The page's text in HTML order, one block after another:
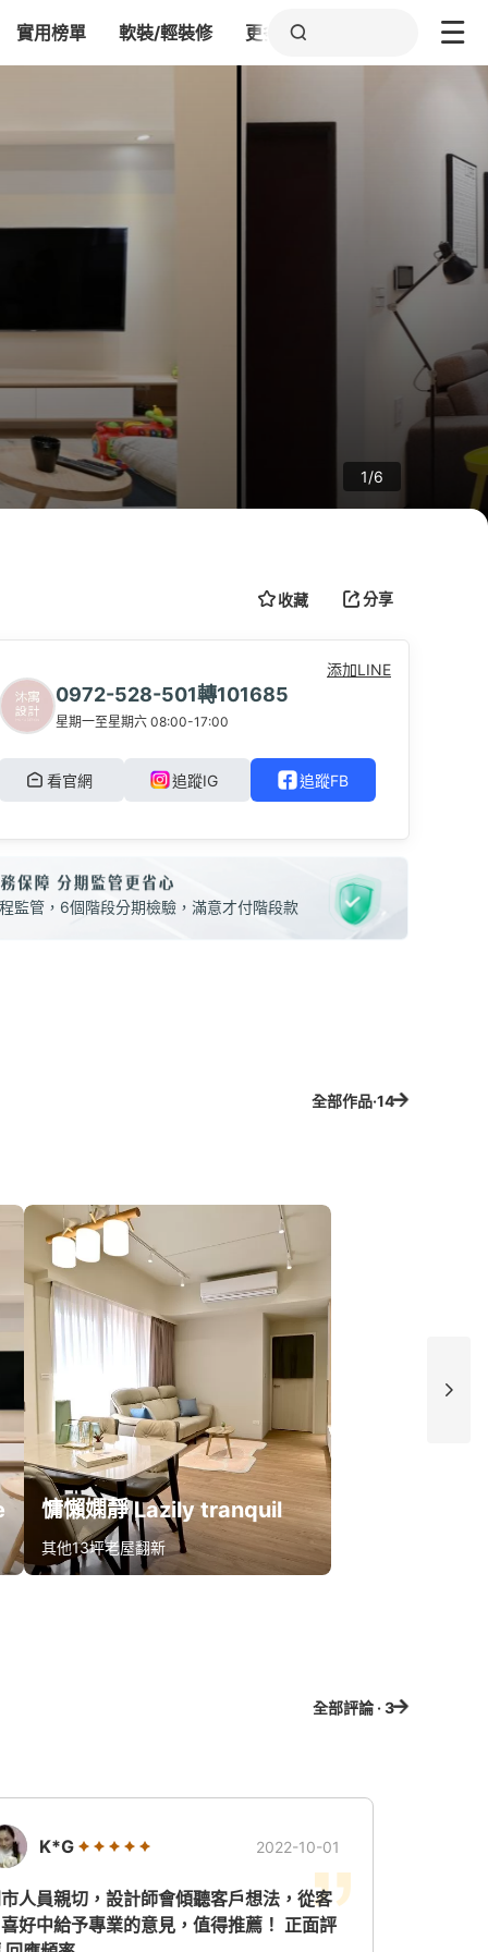
實用榜單 軟裝/輕裝修 更多
1/6
收藏 分享
保固 3D透視圖
0972-528-501轉101685
添加LINE
星期一至星期六 08:00-17:00
看官網 追蹤IG 追蹤FB
監管，6個階段分期檢驗，滿意才付階段款
全部作品·14
慵懶嫻靜 Lazily tranquil
其他13坪老屋翻新
全部評論 · 3
K*G 2022-10-01
人員親切，設計師會傾聽客戶想法，從客
好中給予專業的意見，值得推薦！ 正面評